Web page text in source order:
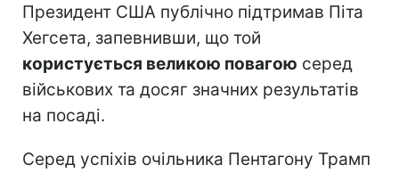
Президент США публічно підтримав Піта
Хегсета, запевнивши, що той
користується великою повагою серед
військових та досяг значних результатів
на посаді.
Серед успіхів очільника Пентагону Трамп